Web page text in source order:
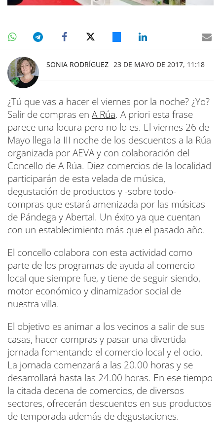
SONIA RODRÍGUEZ 23 DE MAYO DE 2017, 11:18
¿Tú que vas a hacer el viernes por la noche? ¿Yo?
Salir de compras en A Rúa. A priori esta frase
parece una locura pero no lo es. El viernes 26 de
Mayo llega la III noche de los descuentos a la Rúa
organizada por AEVA y con colaboración del
Concello de A Rúa. Diez comercios de la localidad
participarán de esta velada de música,
degustación de productos y -sobre todo-
compras que estará amenizada por las músicas
de Pándega y Abertal. Un éxito ya que cuentan
con un establecimiento más que el pasado año.
El concello colabora con esta actividad como
parte de los programas de ayuda al comercio
local que siempre fue, y tiene de seguir siendo,
motor económico y dinamizador social de
nuestra villa.
El objetivo es animar a los vecinos a salir de sus
casas, hacer compras y pasar una divertida
jornada fomentando el comercio local y el ocio.
La jornada comenzará a las 20.00 horas y se
desarrollará hasta las 24.00 horas. En ese tiempo
la citada decena de comercios, de diversos
sectores, ofrecerán descuentos en sus productos
de temporada además de degustaciones.